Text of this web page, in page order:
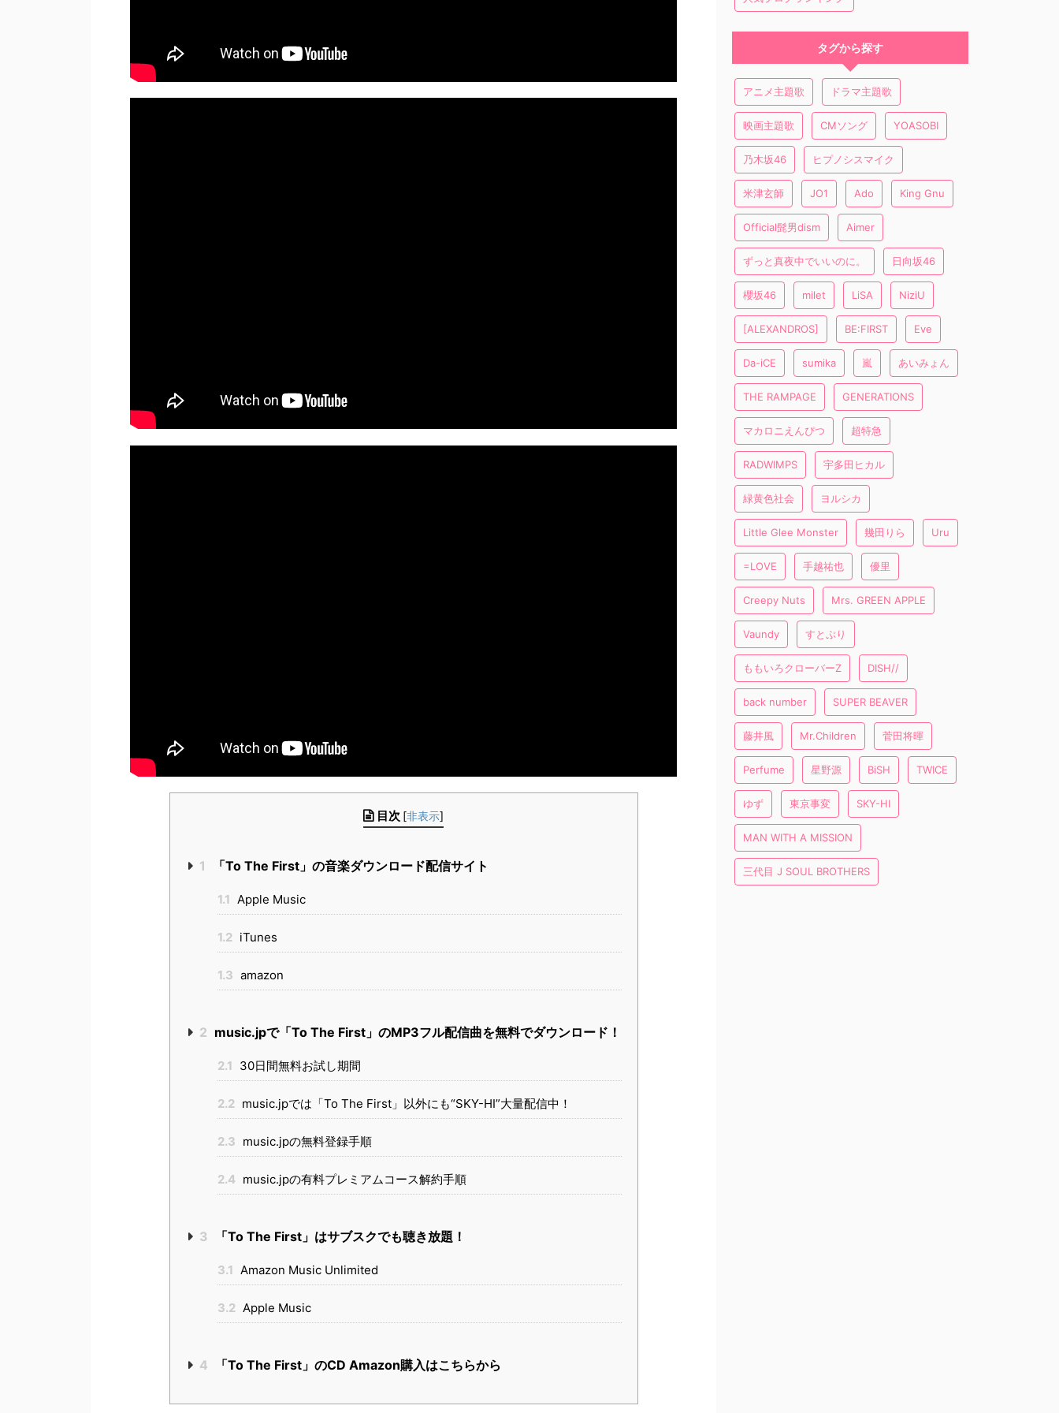
目次 [非表示]
1 「To The First」の音楽ダウンロード配信サイト
1.1 Apple Music
1.2 iTunes
1.3 amazon
2 music.jpで「To The First」のMP3フル配信曲を無料でダウンロード！
2.1 30日間無料お試し期間
2.2 music.jpでは「To The First」以外にも“SKY-HI”大量配信中！
2.3 music.jpの無料登録手順
2.4 music.jpの有料プレミアムコース解約手順
3 「To The First」はサブスクでも聴き放題！
3.1 Amazon Music Unlimited
3.2 Apple Music
4 「To The First」のCD Amazon購入はこちらから
タグから探す
アニメ主題歌 ドラマ主題歌
映画主題歌 CMソング YOASOBI
乃木坂46 ヒプノシスマイク
米津玄師 JO1 Ado King Gnu
Official髭男dism Aimer
ずっと真夜中でいいのに。 日向坂46
櫻坂46 milet LiSA NiziU
[ALEXANDROS] BE:FIRST Eve
Da-iCE sumika 嵐 あいみょん
THE RAMPAGE GENERATIONS
マカロニえんぴつ 超特急
RADWIMPS 宇多田ヒカル
緑黄色社会 ヨルシカ
Little Glee Monster 幾田りら Uru
=LOVE 手越祐也 優里
Creepy Nuts Mrs. GREEN APPLE
Vaundy すとぷり
ももいろクローバーZ DISH//
back number SUPER BEAVER
藤井風 Mr.Children 菅田将暉
Perfume 星野源 BiSH TWICE
ゆず 東京事変 SKY-HI
MAN WITH A MISSION
三代目 J SOUL BROTHERS